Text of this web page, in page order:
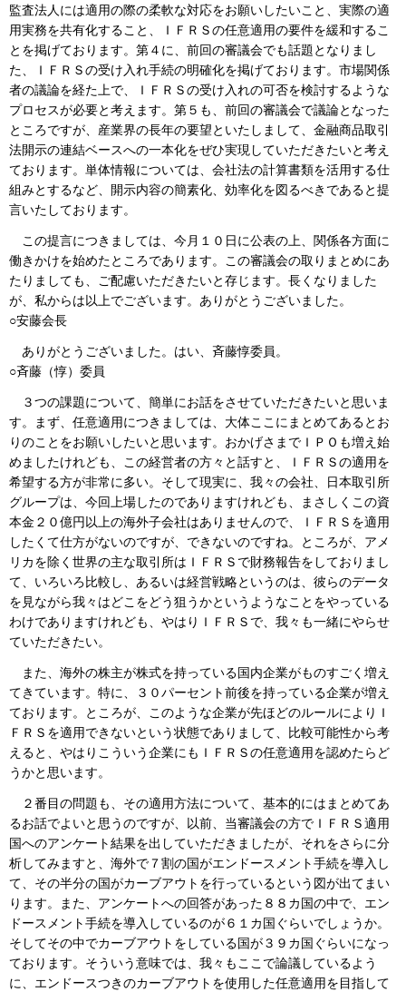
監査法人には適用の際の柔軟な対応をお願いしたいこと、実際の適
用実務を共有化すること、ＩＦＲＳの任意適用の要件を緩和するこ
とを掲げております。第４に、前回の審議会でも話題となりまし
た、ＩＦＲＳの受け入れ手続の明確化を掲げております。市場関係
者の議論を経た上で、ＩＦＲＳの受け入れの可否を検討するような
プロセスが必要と考えます。第５も、前回の審議会で議論となった
ところですが、産業界の長年の要望といたしまして、金融商品取引
法開示の連結ベースへの一本化をぜひ実現していただきたいと考え
ております。単体情報については、会社法の計算書類を活用する仕
組みとするなど、開示内容の簡素化、効率化を図るべきであると提
言いたしております。
この提言につきましては、今月１０日に公表の上、関係各方面に
働きかけを始めたところであります。この審議会の取りまとめにあ
たりましても、ご配慮いただきたいと存じます。長くなりました
が、私からは以上でございます。ありがとうございました。
○安藤会長
ありがとうございました。はい、斉藤惇委員。
○斉藤（惇）委員
３つの課題について、簡単にお話をさせていただきたいと思いま
す。まず、任意適用につきましては、大体ここにまとめてあるとお
りのことをお願いしたいと思います。おかげさまでＩＰＯも増え始
めましたけれども、この経営者の方々と話すと、ＩＦＲＳの適用を
希望する方が非常に多い。そして現実に、我々の会社、日本取引所
グループは、今回上場したのでありますけれども、まさしくこの資
本金２０億円以上の海外子会社はありませんので、ＩＦＲＳを適用
したくて仕方がないのですが、できないのですね。ところが、アメ
リカを除く世界の主な取引所はＩＦＲＳで財務報告をしておりまし
て、いろいろ比較し、あるいは経営戦略というのは、彼らのデータ
を見ながら我々はどこをどう狙うかというようなことをやっている
わけでありますけれども、やはりＩＦＲＳで、我々も一緒にやらせ
ていただきたい。
また、海外の株主が株式を持っている国内企業がものすごく増え
てきています。特に、３０パーセント前後を持っている企業が増え
ております。ところが、このような企業が先ほどのルールによりＩ
ＦＲＳを適用できないという状態でありまして、比較可能性から考
えると、やはりこういう企業にもＩＦＲＳの任意適用を認めたらど
うかと思います。
２番目の問題も、その適用方法について、基本的にはまとめてあ
るお話でよいと思うのですが、以前、当審議会の方でＩＦＲＳ適用
国へのアンケート結果を出していただきましたが、それをさらに分
析してみますと、海外で７割の国がエンドースメント手続を導入し
て、その半分の国がカーブアウトを行っているという図が出てまい
ります。また、アンケートへの回答があった８８カ国の中で、エン
ドースメント手続を導入しているのが６１カ国ぐらいでしょうか。
そしてその中でカーブアウトをしている国が３９カ国ぐらいになっ
ております。そういう意味では、我々もここで論議しているよう
に、エンドースつきのカーブアウトを使用した任意適用を目指して